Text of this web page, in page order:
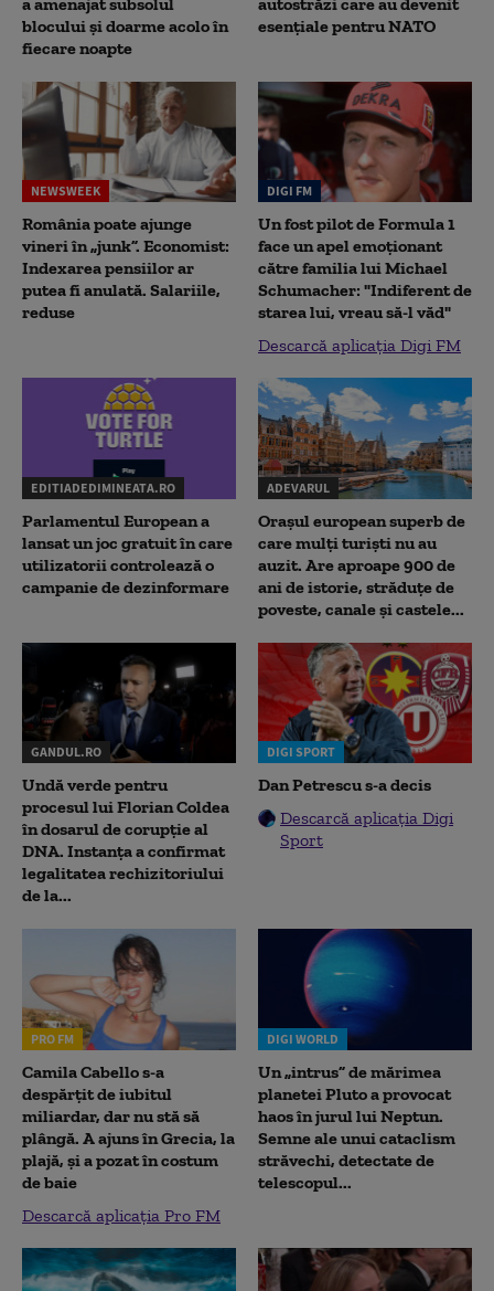
blocului și doarme acolo în
fiecare noapte
esențiale pentru NATO
NEWSWEEK
România poate ajunge
vineri în „junk”. Economist:
Indexarea pensiilor ar
putea fi anulată. Salariile,
reduse
DIGI FM
Un fost pilot de Formula 1
face un apel emoționant
către familia lui Michael
Schumacher: "Indiferent de
starea lui, vreau să-l văd"
Descarcă aplicația Digi FM
EDITIADEDIMINEATA.RO
Parlamentul European a
lansat un joc gratuit în care
utilizatorii controlează o
campanie de dezinformare
ADEVARUL
Orașul european superb de
care mulți turiști nu au
auzit. Are aproape 900 de
ani de istorie, străduțe de
poveste, canale și castele...
GANDUL.RO
Undă verde pentru
procesul lui Florian Coldea
în dosarul de corupție al
DNA. Instanța a confirmat
legalitatea rechizitoriului
de la...
DIGI SPORT
Dan Petrescu s-a decis
Descarcă aplicația Digi
Sport
PRO FM
Camila Cabello s-a
despărțit de iubitul
miliardar, dar nu stă să
plângă. A ajuns în Grecia, la
plajă, și a pozat în costum
de baie
Descarcă aplicația Pro FM
DIGI WORLD
Un „intrus” de mărimea
planetei Pluto a provocat
haos în jurul lui Neptun.
Semne ale unui cataclism
străvechi, detectate de
telescopul...